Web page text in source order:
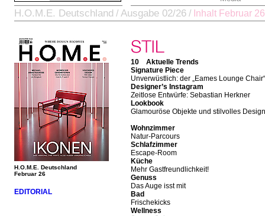
H.O.M.E. Deutschland / Ausgabe 02/26 / Inhalt Februar 26
H.O.M.E. Deutschland
Februar 26
EDITORIAL
10 Aktuelle Trends
Signature Piece
Unverwüstlich: der „Eames Lounge
Designer’s Instagram
Zeitlose Entwürfe: Sebastian Herkner
Lookbook
Glamouröse Objekte und stilvolles Design
Wohnzimmer
Natur-Parcours
Schlafzimmer
Escape-Room
Küche
Mehr Gastfreundlichkeit!
Genuss
Das Auge isst mit
Bad
Frischekicks
Wellness